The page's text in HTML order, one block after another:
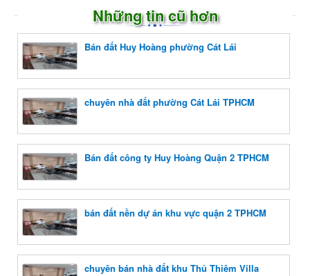
Những tin cũ hơn
Bán đất Huy Hoàng phường Cát Lái
chuyên nhà đất phường Cát Lái TPHCM
Bán đất công ty Huy Hoàng Quận 2 TPHCM
bán đất nền dự án khu vực quận 2 TPHCM
chuyên bán nhà đất khu Thủ Thiêm Villa